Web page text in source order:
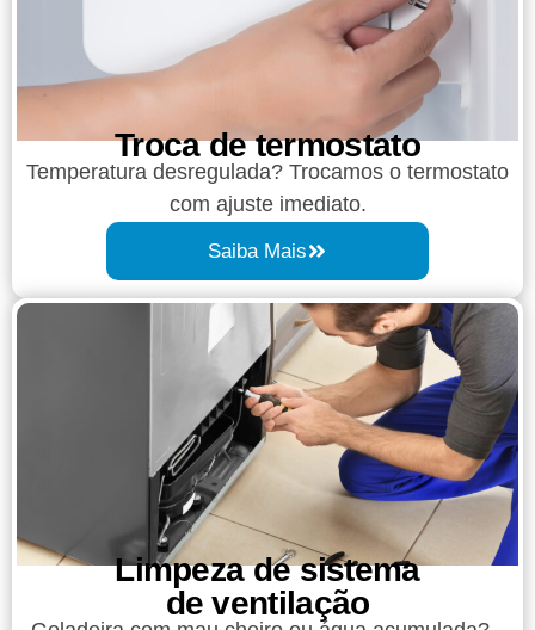
Troca de termostato
Temperatura desregulada? Trocamos o termostato
com ajuste imediato.
Saiba Mais
Limpeza de sistema
de ventilação